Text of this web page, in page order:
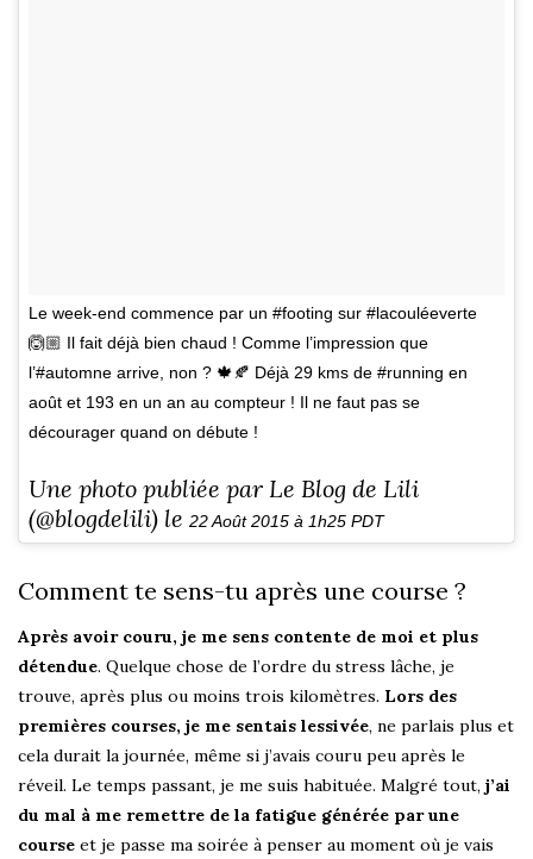
Le week-end commence par un #footing sur #lacouléeverte
🙆🏼 Il fait déjà bien chaud ! Comme l’impression que
l’#automne arrive, non ? 🍁🍂 Déjà 29 kms de #running en
août et 193 en un an au compteur ! Il ne faut pas se
décourager quand on débute !
Une photo publiée par Le Blog de Lili
(@blogdelili) le 22 Août 2015 à 1h25 PDT
Comment te sens-tu après une course ?
Après avoir couru, je me sens contente de moi et plus
détendue. Quelque chose de l’ordre du stress lâche, je
trouve, après plus ou moins trois kilomètres. Lors des
premières courses, je me sentais lessivée, ne parlais plus et
cela durait la journée, même si j’avais couru peu après le
réveil. Le temps passant, je me suis habituée. Malgré tout, j’ai
du mal à me remettre de la fatigue générée par une
course et je passe ma soirée à penser au moment où je vais